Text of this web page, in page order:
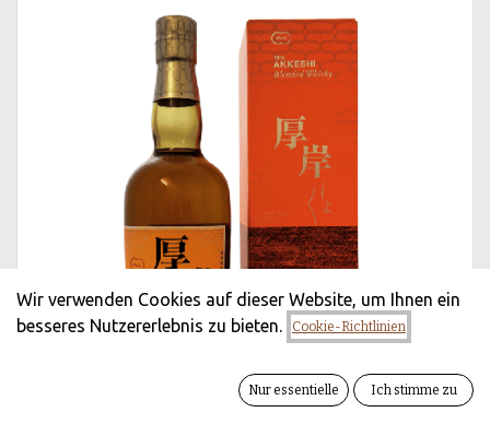
Wir verwenden Cookies auf dieser Website, um Ihnen ein
besseres Nutzererlebnis zu bieten.
Cookie-Richtlinien
Nur essentielle Ich stimme zu